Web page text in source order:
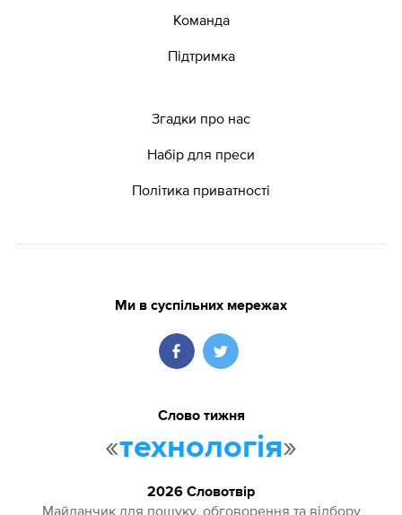
Команда
Підтримка
Згадки про нас
Набір для преси
Політика приватності
Ми в суспільних мережах
Слово тижня
«технологія»
2026 Словотвір
Майданчик для пошуку, обговорення та відбору